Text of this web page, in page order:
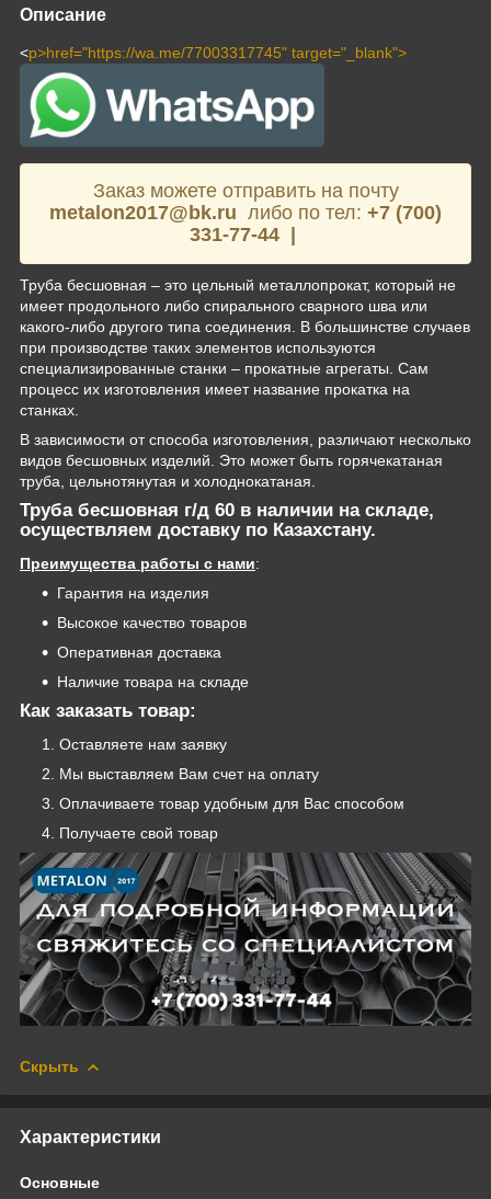
Описание
<p>href="https://wa.me/77003317745" target="_blank">
Заказ можете отправить на почту
metalon2017@bk.ru либо по тел: +7 (700)
331-77-44 |
Труба бесшовная – это цельный металлопрокат, который не
имеет продольного либо спирального сварного шва или
какого-либо другого типа соединения. В большинстве случаев
при производстве таких элементов используются
специализированные станки – прокатные агрегаты. Сам
процесс их изготовления имеет название прокатка на
станках.
В зависимости от способа изготовления, различают несколько
видов бесшовных изделий. Это может быть горячекатаная
труба, цельнотянутая и холоднокатаная.
Труба бесшовная г/д 60 в наличии на складе,
осуществляем доставку по Казахстану.
Преимущества работы с нами:
Гарантия на изделия
Высокое качество товаров
Оперативная доставка
Наличие товара на складе
Как заказать товар:
Оставляете нам заявку
Мы выставляем Вам счет на оплату
Оплачиваете товар удобным для Вас способом
Получаете свой товар
Скрыть
Характеристики
Основные